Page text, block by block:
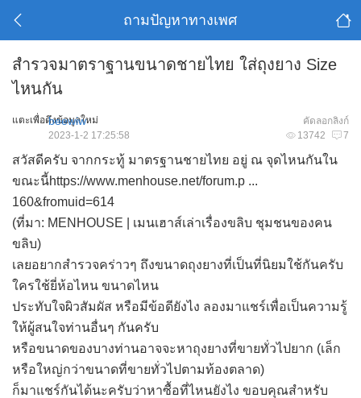
ถามปัญหาทางเพศ
สำรวจมาตราฐานขนาดชายไทย ใส่ถุงยาง Size
ไหนกัน
แตะเพื่อดึงข้อมูลใหม่ คัดลอกลิงก์
beewiw
13742 7
2023-1-2 17:25:58
สวัสดีครับ จากกระทู้ มาตรฐานชายไทย อยู่ ณ จุดไหนกันใน
ขณะนี้https://www.menhouse.net/forum.p ...
160&fromuid=614
(ที่มา: MENHOUSE | เมนเฮาส์เล่าเรื่องขลิบ ชุมชนของคน
ขลิบ)
เลยอยากสำรวจคร่าวๆ ถึงขนาดถุงยางที่เป็นที่นิยมใช้กันครับ
ใครใช้ยี่ห้อไหน ขนาดไหน
ประทับใจผิวสัมผัส หรือมีข้อดียังไง ลองมาแชร์เพื่อเป็นความรู้
ให้ผู้สนใจท่านอื่นๆ กันครับ
หรือขนาดของบางท่านอาจจะหาถุงยางที่ขายทั่วไปยาก (เล็ก
หรือใหญ่กว่าขนาดที่ขายทั่วไปตามท้องตลาด)
ก็มาแชร์กันได้นะครับว่าหาซื้อที่ไหนยังไง ขอบคุณสำหรับ